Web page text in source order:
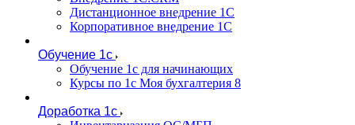
Дистанционное внедрение 1С
Корпоративное внедрение 1С
Обучение 1с
Обучение 1с для начинающих
Курсы по 1с Моя бухгалтерия 8
Доработка 1с